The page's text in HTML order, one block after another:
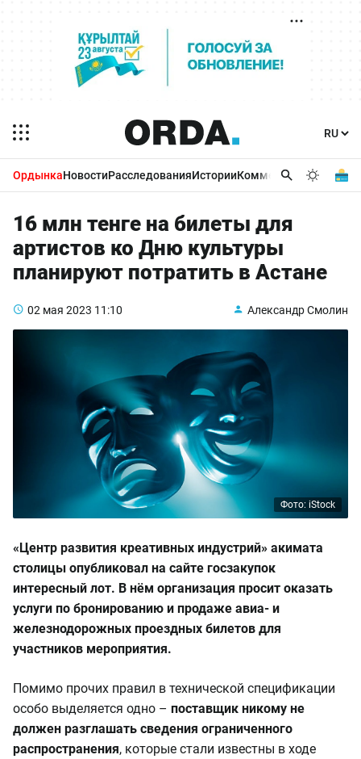
ОрдынкаНовостиРасследованияИсторииКомментарииБизнес
16 млн тенге на билеты для
артистов ко Дню культуры
планируют потратить в Астане
02 мая 2023 11:10 Александр Смолин
Фото: iStock
«Центр развития креативных индустрий» акимата
столицы опубликовал на сайте госзакупок
интересный лот. В нём организация просит оказать
услуги по бронированию и продаже авиа- и
железнодорожных проездных билетов для
участников мероприятия.
Помимо прочих правил в технической спецификации
особо выделяется одно – поставщик никому не
должен разглашать сведения ограниченного
распространения, которые стали известны в ходе